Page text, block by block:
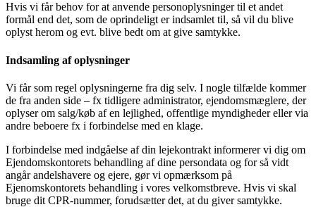
Hvis vi får behov for at anvende personoplysninger til et andet
formål end det, som de oprindeligt er indsamlet til, så vil du blive
oplyst herom og evt. blive bedt om at give samtykke.
Indsamling af oplysninger
Vi får som regel oplysningerne fra dig selv. I nogle tilfælde kommer
de fra anden side – fx tidligere administrator, ejendomsmæglere, der
oplyser om salg/køb af en lejlighed, offentlige myndigheder eller via
andre beboere fx i forbindelse med en klage.
I forbindelse med indgåelse af din lejekontrakt informerer vi dig om
Ejendomskontorets behandling af dine persondata og for så vidt
angår andelshavere og ejere, gør vi opmærksom på
Ejenomskontorets behandling i vores velkomstbreve. Hvis vi skal
bruge dit CPR-nummer, forudsætter det, at du giver samtykke.